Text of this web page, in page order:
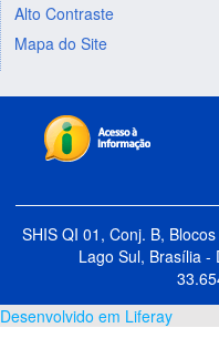
Alto Contraste
Mapa do Site
SHIS QI 01, Conj. B,
Lago Sul, Brasília -
Desenvolvido em Liferay